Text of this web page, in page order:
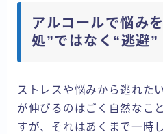
アルコールで悩み
処”ではなく“逃避”
ストレスや悩みから逃れた
が伸びるのはごく自然なこ
すが、それはあくまで一時